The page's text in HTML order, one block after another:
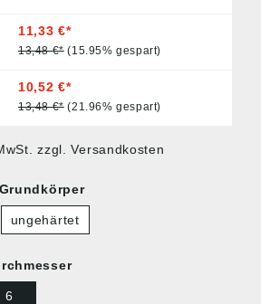
11,33 €*
13,48 €* (15.95% gespart)
10,52 €*
13,48 €* (21.96% gespart)
zzgl. Versandkosten
ungehärtet
6